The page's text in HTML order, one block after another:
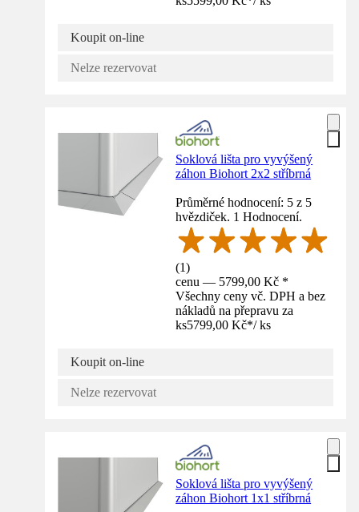
Koupit on-line
Nelze rezervovat
Soklová lišta pro vyvýšený
záhon Biohort 2x2 stříbrná
Průměrné hodnocení: 5 z 5
hvězdiček. 1 Hodnocení.
(1)
cenu — 5799,00 Kč *
Všechny ceny vč. DPH a bez
nákladů na přepravu za
ks5799,00 Kč*/ ks
Koupit on-line
Nelze rezervovat
Soklová lišta pro vyvýšený
záhon Biohort 1x1 stříbrná